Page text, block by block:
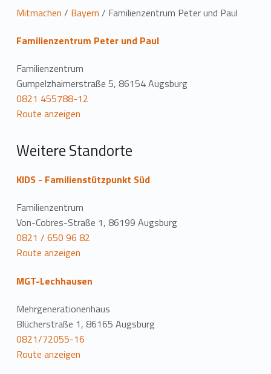
L
o
c
a
t
i
o
n
Mitmachen / Bayern / Familienzentrum Peter und Paul
Familienzentrum Peter und Paul
Familienzentrum
Gumpelzhaimerstraße 5, 86154 Augsburg
0821 455788-12
Route anzeigen
Weitere Standorte
KIDS - Familienstützpunkt Süd
Familienzentrum
Von-Cobres-Straße 1, 86199 Augsburg
0821 / 650 96 82
Route anzeigen
MGT-Lechhausen
Mehrgenerationenhaus
Blücherstraße 1, 86165 Augsburg
0821/72055-16
Route anzeigen